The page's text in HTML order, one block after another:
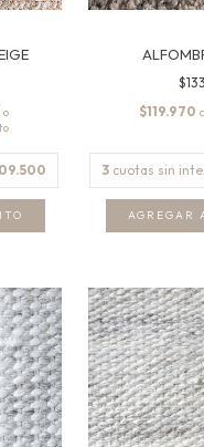
$119.970
3 cuotas sin
AGREGAR